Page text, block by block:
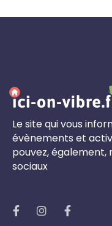
Le site qui vous
évènements et
pouvez, également,
sociaux